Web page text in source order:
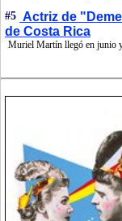
#5 Actriz de
de Costa Rica
Muriel Martín llegó en junio y